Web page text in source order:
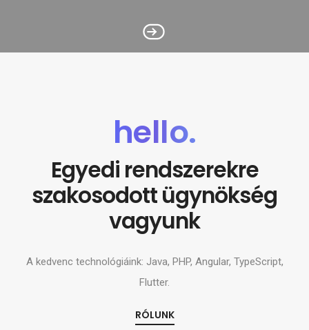
hello.
Egyedi rendszerekre
szakosodott ügynökség
vagyunk
A kedvenc technológiáink: Java, PHP, Angular, TypeScript,
Flutter.
RÓLUNK